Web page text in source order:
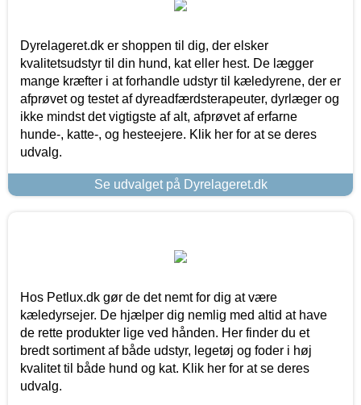
Dyrelageret.dk er shoppen til dig, der elsker
kvalitetsudstyr til din hund, kat eller hest. De lægger
mange kræfter i at forhandle udstyr til kæledyrene, der er
afprøvet og testet af dyreadfærdsterapeuter, dyrlæger og
ikke mindst det vigtigste af alt, afprøvet af erfarne
hunde-, katte-, og hesteejere. Klik her for at se deres
udvalg.
Se udvalget på Dyrelageret.dk
Hos Petlux.dk gør de det nemt for dig at være
kæledyrsejer. De hjælper dig nemlig med altid at have
de rette produkter lige ved hånden. Her finder du et
bredt sortiment af både udstyr, legetøj og foder i høj
kvalitet til både hund og kat. Klik her for at se deres
udvalg.